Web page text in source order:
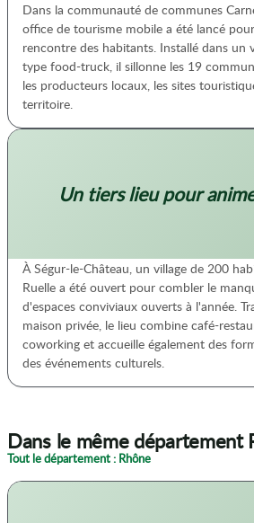
Dans la communauté de communes
office de tourisme mobile a été lancé
rencontre des habitants. Installé dans un
type food-truck, il sillonne les 19
les producteurs locaux, les sites
territoire.
Un tiers lieu pour
À Ségur-le-Château, un village de 200
Ruelle a été ouvert pour combler le
d'espaces conviviaux ouverts à l'année.
maison privée, le lieu combine café-
coworking et accueille également des
des événements culturels.
Dans le même département
Tout le département : Rhône